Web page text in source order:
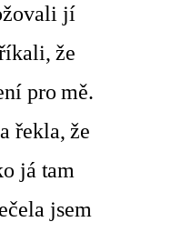
jí
že
pro mě.
řekla, že
já tam
jsem